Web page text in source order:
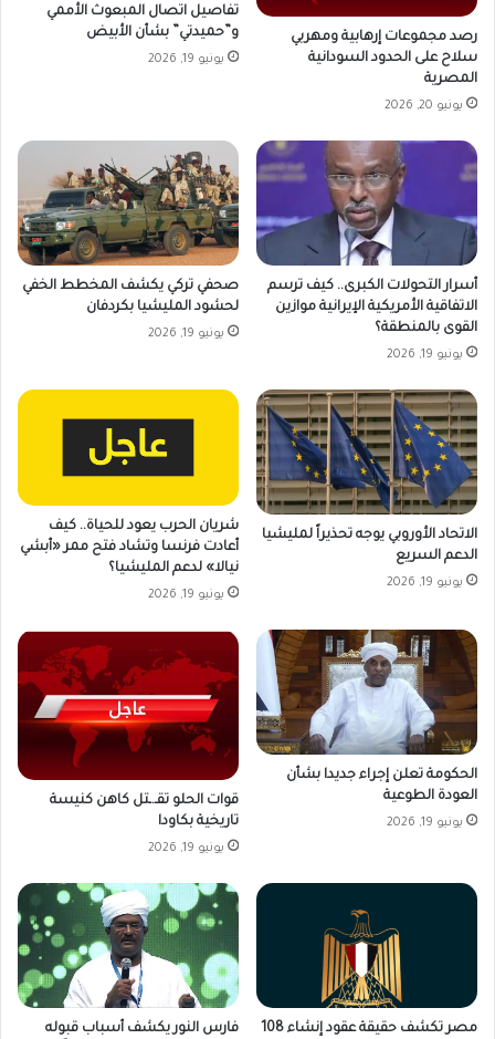
رصد مجموعات إرهابية ومهربي
سلاح على الحدود السودانية
المصرية
يونيو 20, 2026
تفاصيل اتصال المبعوث الأممي
و”حميدتي” بشأن الأبيض
يونيو 19, 2026
أسرار التحولات الكبرى.. كيف ترسم
الاتفاقية الأمريكية الإيرانية موازين
القوى بالمنطقة؟
يونيو 19, 2026
صحفي تركي يكشف المخطط الخفي
لحشود المليشيا بكردفان
يونيو 19, 2026
الاتحاد الأوروبي يوجه تحذيراً لمليشيا
الدعم السريع
يونيو 19, 2026
شريان الحرب يعود للحياة.. كيف
أعادت فرنسا وتشاد فتح ممر «أبشي
نيالا» لدعم المليشيا؟
يونيو 19, 2026
الحكومة تعلن إجراء جديدا بشأن
العودة الطوعية
يونيو 19, 2026
قوات الحلو تقـ.ـتل كاهن كنيسة
تاريخية بكاودا
يونيو 19, 2026
مصر تكشف حقيقة عقود إنشاء 108
فارس النور يكشف أسباب قبوله